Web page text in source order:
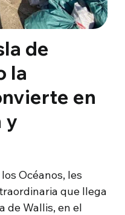
de
la
en
y
Océanos, les
que llega
de Wallis, en el